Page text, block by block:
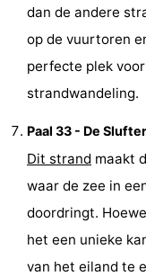
Kennermerland
Amsterdam
Haarlem
Contact
dan de andere
op de vuurtoren
perfecte plek
strandwandeling.
Paal 33 - De Slufter
Dit strand maakt
waar de zee in
doordringt.
het een unieke
van het eiland te